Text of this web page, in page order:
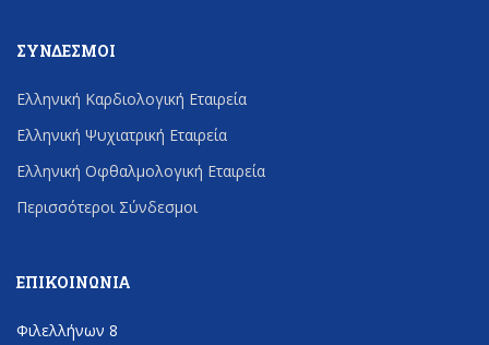
ΣΎΝΔΕΣΜΟΙ
Ελληνική Καρδιολογική Εταιρεία
Ελληνική Ψυχιατρική Εταιρεία
Ελληνική Οφθαλμολογική Εταιρεία
Περισσότεροι Σύνδεσμοι
ΕΠΙΚΟΙΝΩΝΊΑ
Φιλελλήνων 8